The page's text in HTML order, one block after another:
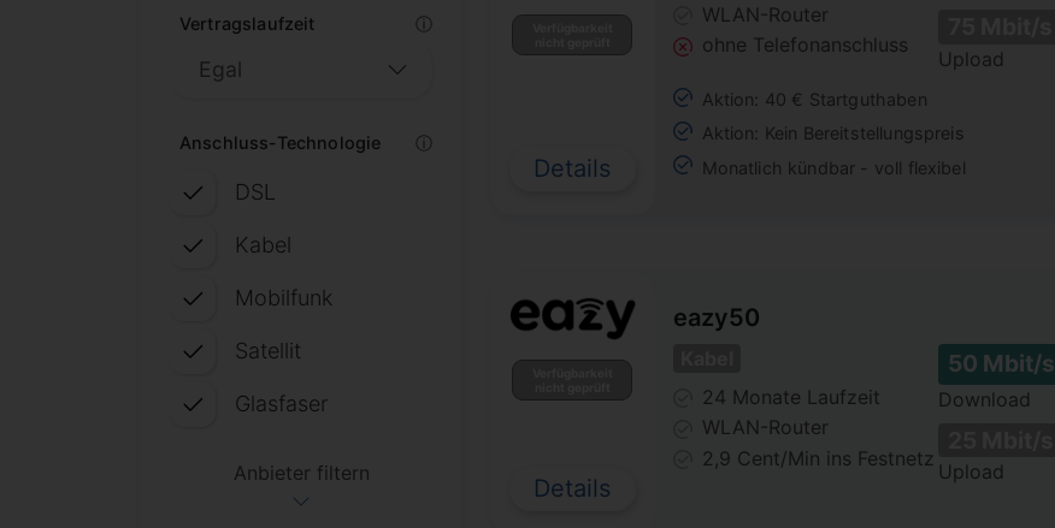
Vertragslaufzeit ⓘ
Anschluss-Technologie ⓘ
DSL
Kabel
Mobilfunk
Satellit
Glasfaser
Anbieter filtern
Details
WLAN-Router
ohne Telefonanschluss
Upload
Aktion: 40 € Startguthaben
Aktion: Kein Bereitstellungspreis
Monatlich kündbar - voll flexibel
Details
eazy50
24 Monate Laufzeit
WLAN-Router
2,9 Cent/Min ins Festnetz
50 Mbit/s
Download
Upload